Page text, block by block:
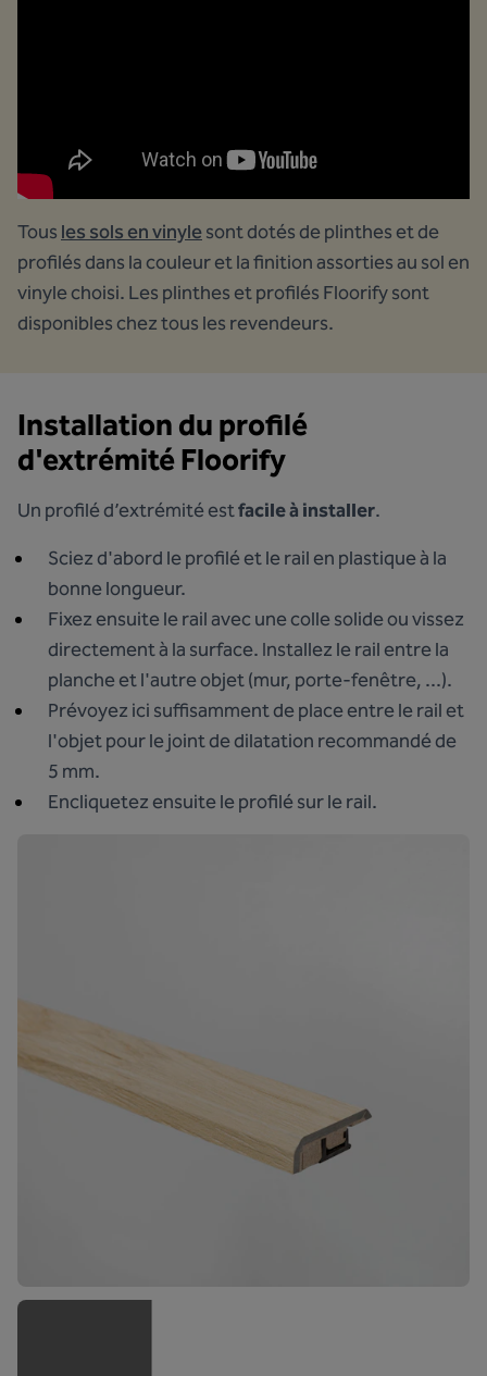
Tous les sols en vinylesont dotés de plinthes et de
profilés dans la couleur et la finition assorties au sol en
vinyle choisi. Les plinthes et profilés Floorify sont
disponibles chez tous les revendeurs.
Installation du profilé
d'extrémité Floorify
Un profilé d’extrémité estfacile à installer.
Sciez d'abord le profilé et le rail en plastique à la
bonne longueur.
Fixez ensuite le rail avec une colle solide ou vissez
directement à la surface. Installez le rail entre la
planche et l'autre objet (mur, porte-fenêtre, ...).
Prévoyez ici suffisamment de place entre le rail et
l'objet pour le joint de dilatation recommandé de
5 mm.
Encliquetez ensuite le profilé sur le rail.